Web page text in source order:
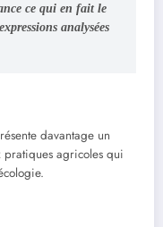
ce qui en fait le
analysées
davantage un
pratiques agricoles qui